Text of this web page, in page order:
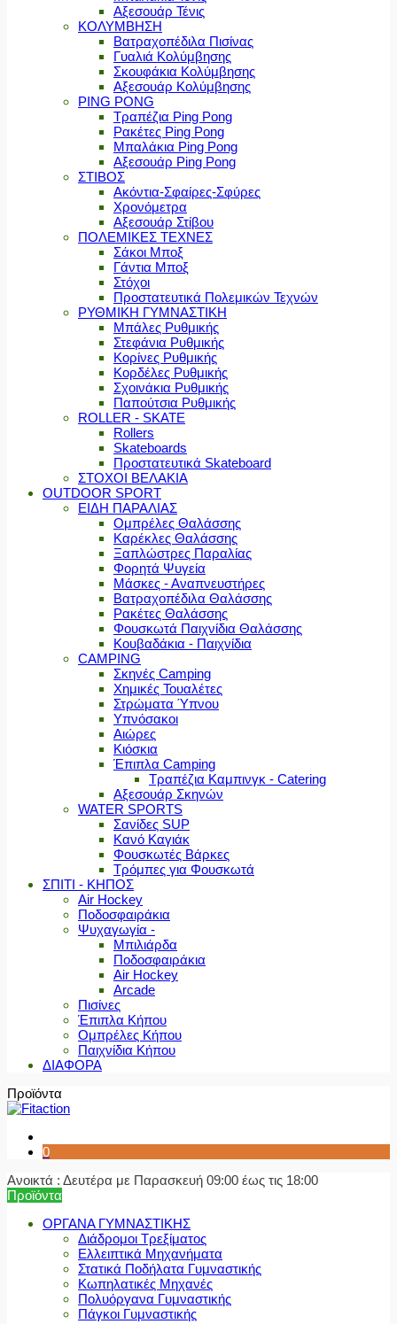
Αξεσουάρ Τένις
ΚΟΛΥΜΒΗΣΗ
Βατραχοπέδιλα Πισίνας
Γυαλιά Κολύμβησης
Σκουφάκια Κολύμβησης
Αξεσουάρ Κολύμβησης
PING PONG
Τραπέζια Ping Pong
Ρακέτες Ping Pong
Μπαλάκια Ping Pong
Αξεσουάρ Ping Pong
ΣΤΙΒΟΣ
Ακόντια-Σφαίρες-Σφύρες
Χρονόμετρα
Αξεσουάρ Στίβου
ΠΟΛΕΜΙΚΕΣ ΤΕΧΝΕΣ
Σάκοι Μποξ
Γάντια Μποξ
Στόχοι
Προστατευτικά Πολεμικών Τεχνών
ΡΥΘΜΙΚΗ ΓΥΜΝΑΣΤΙΚΗ
Μπάλες Ρυθμικής
Στεφάνια Ρυθμικής
Κορίνες Ρυθμικής
Κορδέλες Ρυθμικής
Σχοινάκια Ρυθμικής
Παπούτσια Ρυθμικής
ROLLER - SKATE
Rollers
Skateboards
Προστατευτικά Skateboard
ΣΤΟΧΟΙ ΒΕΛΑΚΙΑ
OUTDOOR SPORT
ΕΙΔΗ ΠΑΡΑΛΙΑΣ
Ομπρέλες Θαλάσσης
Καρέκλες Θαλάσσης
Ξαπλώστρες Παραλίας
Φορητά Ψυγεία
Μάσκες - Αναπνευστήρες
Βατραχοπέδιλα Θαλάσσης
Ρακέτες Θαλάσσης
Φουσκωτά Παιχνίδια Θαλάσσης
Κουβαδάκια - Παιχνίδια
CAMPING
Σκηνές Camping
Χημικές Τουαλέτες
Στρώματα Ύπνου
Υπνόσακοι
Αιώρες
Κιόσκια
Έπιπλα Camping
Τραπέζια Καμπινγκ - Catering
Αξεσουάρ Σκηνών
WATER SPORTS
Σανίδες SUP
Κανό Καγιάκ
Φουσκωτές Βάρκες
Τρόμπες για Φουσκωτά
ΣΠΙΤΙ - ΚΗΠΟΣ
Air Hockey
Ποδοσφαιράκια
Ψυχαγωγία -
Μπιλιάρδα
Ποδοσφαιράκια
Air Hockey
Arcade
Πισίνες
Έπιπλα Κήπου
Ομπρέλες Κήπου
Παιχνίδια Κήπου
ΔΙΑΦΟΡΑ
Προϊόντα
0
Ανοικτά : Δευτέρα με Παρασκευή 09:00 έως τις 18:00
Προϊόντα
ΟΡΓΑΝΑ ΓΥΜΝΑΣΤΙΚΗΣ
Διάδρομοι Τρεξίματος
Ελλειπτικά Μηχανήματα
Στατικά Ποδήλατα Γυμναστικής
Κωπηλατικές Μηχανές
Πολυόργανα Γυμναστικής
Πάγκοι Γυμναστικής